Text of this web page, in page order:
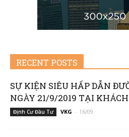
of
RECENT POSTS
SỰ KIỆN SIÊU HẤP DẪN
NGÀY 21/9/2019 TẠI
Định Cư Đầu Tư VKG - 16/09